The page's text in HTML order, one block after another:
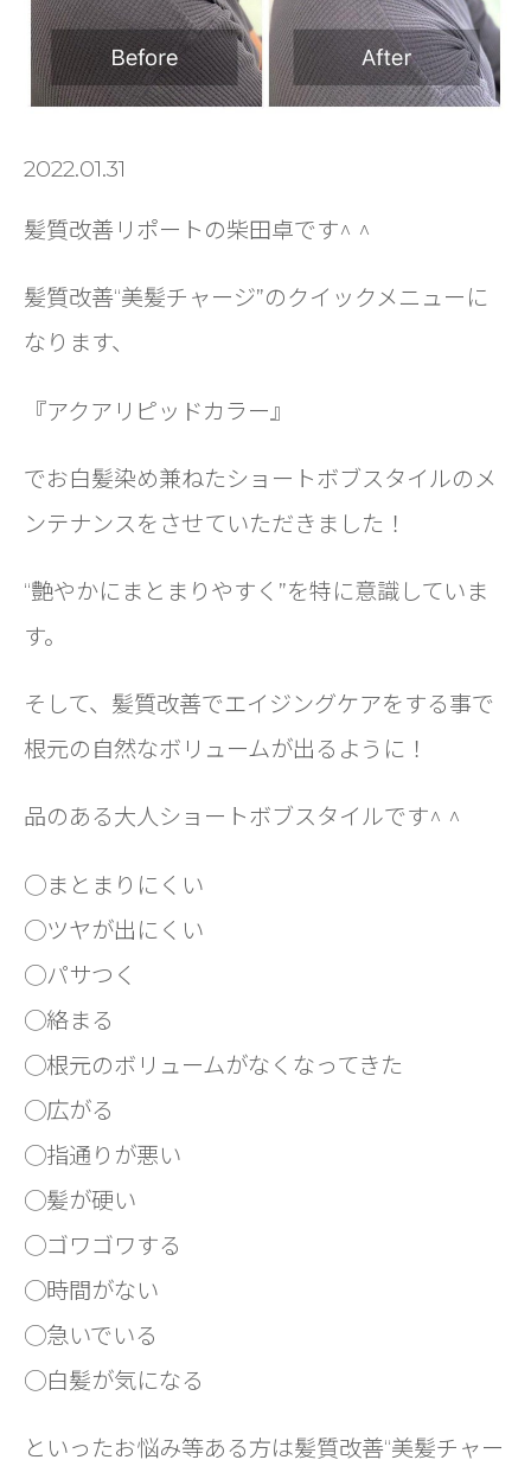
2022.01.31
髪質改善リポートの柴田卓です^ ^
髪質改善“美髪チャージ”のクイックメニューに
なります、
『アクアリピッドカラー』
でお白髪染め兼ねたショートボブスタイルのメ
ンテナンスをさせていただきました！
“艶やかにまとまりやすく”を特に意識していま
す。
そして、髪質改善でエイジングケアをする事で
根元の自然なボリュームが出るように！
品のある大人ショートボブスタイルです^ ^
◯まとまりにくい
◯ツヤが出にくい
◯パサつく
◯絡まる
◯根元のボリュームがなくなってきた
◯広がる
◯指通りが悪い
◯髪が硬い
◯ゴワゴワする
◯時間がない
◯急いでいる
◯白髪が気になる
といったお悩み等ある方は髪質改善“美髪チャー